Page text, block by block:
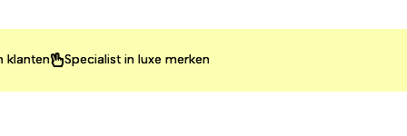
Specialist in luxe merken
Specialist in luxe merken
Specialist in luxe merken